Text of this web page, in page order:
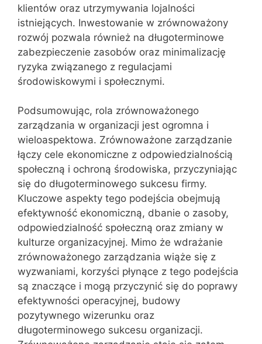
klientów oraz utrzymywania lojalności
istniejących. Inwestowanie w zrównoważony
rozwój pozwala również na długoterminowe
zabezpieczenie zasobów oraz minimalizację
ryzyka związanego z regulacjami
środowiskowymi i społecznymi.
Podsumowując, rola zrównoważonego
zarządzania w organizacji jest ogromna i
wieloaspektowa. Zrównoważone zarządzanie
łączy cele ekonomiczne z odpowiedzialnością
społeczną i ochroną środowiska, przyczyniając
się do długoterminowego sukcesu firmy.
Kluczowe aspekty tego podejścia obejmują
efektywność ekonomiczną, dbanie o zasoby,
odpowiedzialność społeczną oraz zmiany w
kulturze organizacyjnej. Mimo że wdrażanie
zrównoważonego zarządzania wiąże się z
wyzwaniami, korzyści płynące z tego podejścia
są znaczące i mogą przyczynić się do poprawy
efektywności operacyjnej, budowy
pozytywnego wizerunku oraz
długoterminowego sukcesu organizacji.